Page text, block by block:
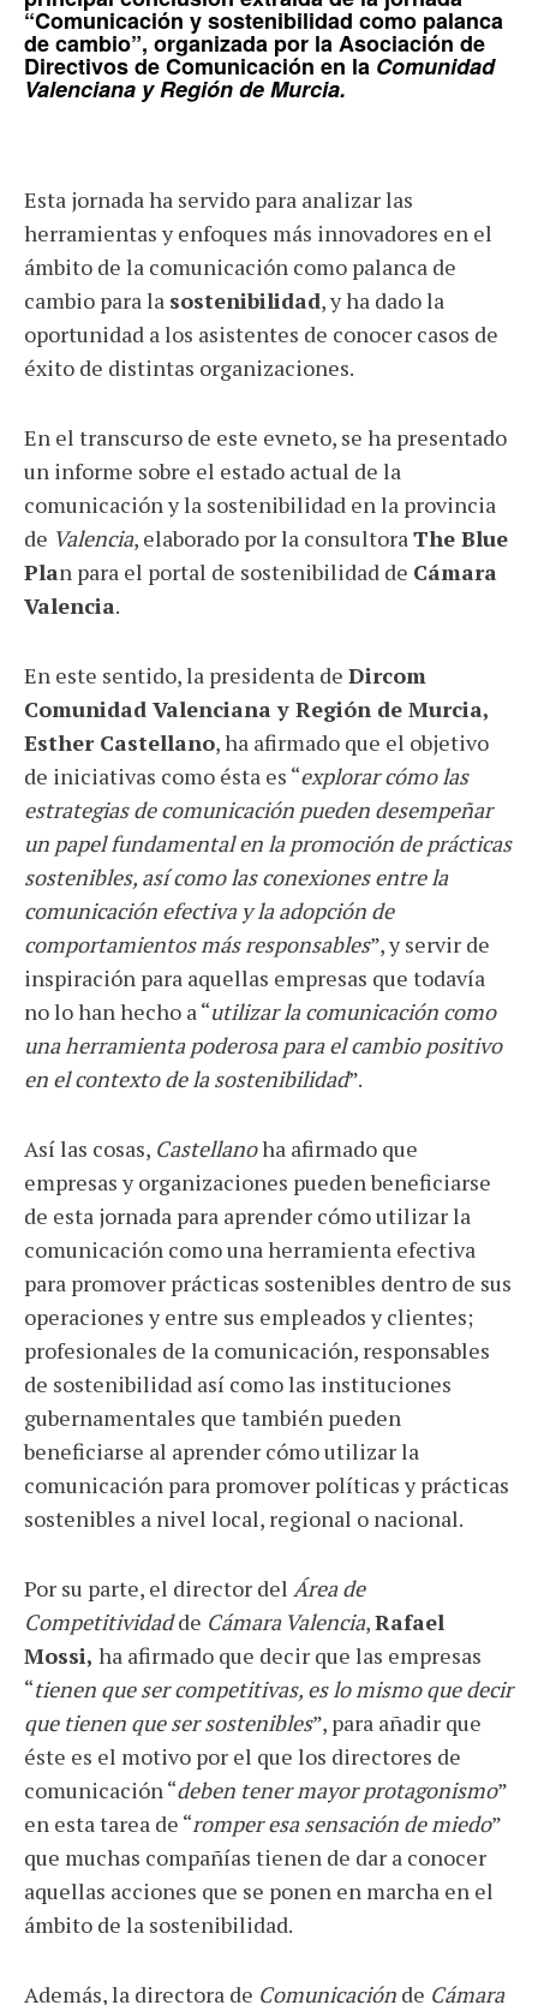
“Comunicación y sostenibilidad como palanca
de cambio”, organizada por laAsociación de
Directivos de Comunicación en la Comunidad
Valenciana y Región de Murcia.
Esta jornada ha servido para analizar las
herramientas y enfoques más innovadores en el
ámbito de la comunicación como palanca de
cambio para la sostenibilidad, y ha dado la
oportunidad a los asistentes de conocer casos de
éxito de distintas organizaciones.
En el transcurso de este evneto, se ha presentado
un informe sobre el estado actual de la
comunicación y la sostenibilidad en la provincia
de Valencia, elaborado por la consultoraThe Blue
Plan para el portal de sostenibilidad de Cámara
Valencia.
En este sentido, la presidenta de Dircom
Comunidad Valenciana y Región de Murcia,
Esther Castellano, ha afirmado que el objetivo
de iniciativas como ésta es “explorar cómo las
estrategias de comunicación pueden desempeñar
un papel fundamental en la promoción de prácticas
sostenibles, así como las conexiones entre la
comunicación efectiva y la adopción de
comportamientos más responsables”, y servir de
inspiración para aquellas empresas que todavía
no lo han hecho a “utilizar la comunicación como
una herramienta poderosa para el cambio positivo
en el contexto de la sostenibilidad”.
Así las cosas, Castellanoha afirmado que
empresas y organizaciones pueden beneficiarse
de esta jornada para aprender cómo utilizar la
comunicación como una herramienta efectiva
para promover prácticas sostenibles dentro de sus
operaciones y entre sus empleados y clientes;
profesionales de la comunicación, responsables
de sostenibilidad así como las instituciones
gubernamentales que también pueden
beneficiarse al aprender cómo utilizar la
comunicación para promover políticas y prácticas
sostenibles a nivel local, regional o nacional.
Por su parte, el director del Área de
Competitividadde Cámara Valencia,Rafael
Mossi, ha afirmado que decir que las empresas
“tienen que ser competitivas, es lo mismo que decir
que tienen que ser sostenibles”, para añadir que
éste es el motivo por el que los directores de
comunicación “deben tener mayor protagonismo”
en esta tarea de “romper esa sensación de miedo”
que muchas compañías tienen de dar a conocer
aquellas acciones que se ponen en marcha en el
ámbito de la sostenibilidad.
Además, la directora de Comunicación de Cámara